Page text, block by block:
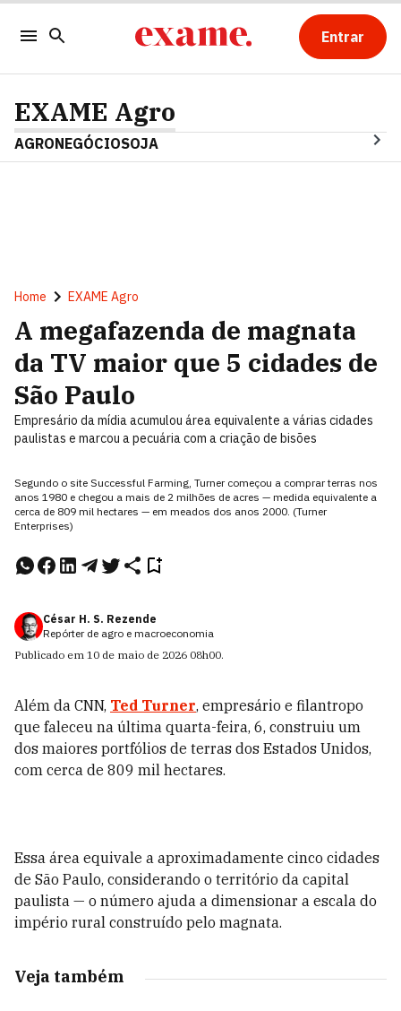
Entrar
EXAME Agro
AGRONEGÓCIOSOJA
Home EXAME Agro
A megafazenda de magnata
da TV maior que 5 cidades de
São Paulo
Empresário da mídia acumulou área equivalente a várias cidades
paulistas e marcou a pecuária com a criação de bisões
Segundo o site Successful Farming, Turner começou a comprar terras nos
anos 1980 e chegou a mais de 2 milhões de acres — medida equivalente a
cerca de 809 mil hectares — em meados dos anos 2000. (Turner
Enterprises)
César H. S. Rezende
Repórter de agro e macroeconomia
Publicado em 10 de maio de 2026 08h00.
Além da CNN, Ted Turner, empresário e filantropo
que faleceu na última quarta-feira, 6, construiu um
dos maiores portfólios de terras dos Estados Unidos,
com cerca de 809 mil hectares.
Essa área equivale a aproximadamente cinco cidades
de São Paulo, considerando o território da capital
paulista — o número ajuda a dimensionar a escala do
império rural construído pelo magnata.
Veja também